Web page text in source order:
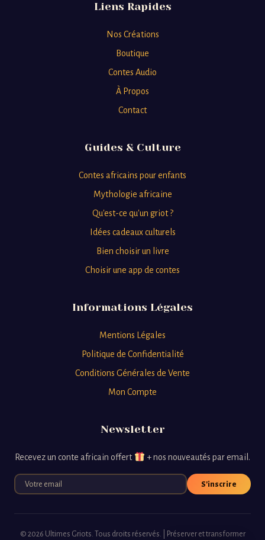
Liens Rapides
Nos Créations
Boutique
Contes Audio
À Propos
Contact
Guides & Culture
Contes africains pour enfants
Mythologie africaine
Qu'est-ce qu'un griot ?
Idées cadeaux culturels
Bien choisir un livre
Choisir une app de contes
Informations Légales
Mentions Légales
Politique de Confidentialité
Conditions Générales de Vente
Mon Compte
Newsletter
Recevez un conte africain offert + nos nouveautés par email.
S'inscrire
© 2026 Ultimes Griots. Tous droits réservés. | Préserver et transformer